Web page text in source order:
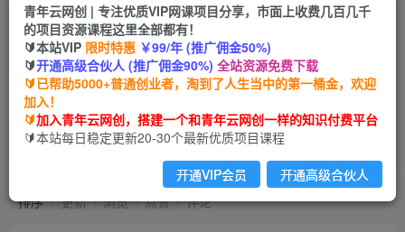
会员专属 共3581篇
zcxm
排序 更新 浏览 点赞 评论
青年云网创 | 专注优质VIP网课项目分享，市面上收费几百几千
的项目资源课程这里全部都有！
🔰本站VIP 限时特惠 ￥99/年 (推广佣金50%)
🔰开通高级合伙人 (推广佣金90%) 全站资源免费下载
🔰已帮助5000+普通创业者，淘到了人生当中的第一桶金，欢迎
加入！
🔰加入青年云网创，搭建一个和青年云网创一样的知识付费平台
🔰本站每日稳定更新20-30个最新优质项目课程
开通VIP会员 开通高级合伙人